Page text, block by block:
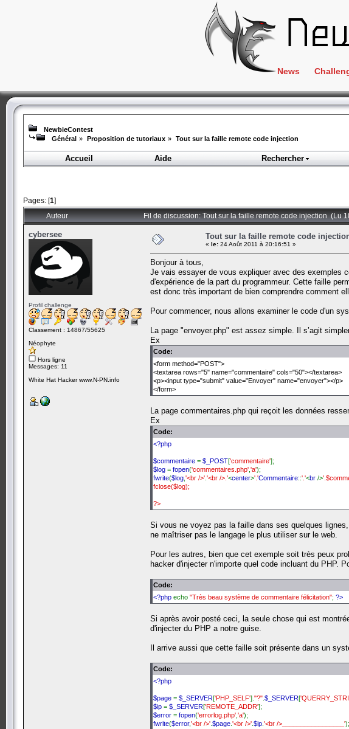
News
NewbieContest
Général » Proposition de tutoriaux » Tout sur la faille remote code injection
Accueil
Aide Rechercher
Pages: [1]
Auteur Fil de discussion: Tout sur la faille remote code injection (Lu
cybersee
Profil challenge
Classement : 14867/55625
Néophyte
Hors ligne
Messages: 11
White Hat Hacker www.N-PN.info
Tout sur la faille remote code
« le: 24 Août 2011 à 20:16:51 »
Bonjour à tous,
Je vais essayer de vous expliquer avec des exemples
d'expérience de la part du programmeur. Cette faille
est donc très important de bien comprendre comment
Pour commencer, nous allons examiner le code d'un
La page "envoyer.php" est assez simple. Il s’agit
Ex
Code:
<form method="POST">
<textarea rows="5" name="commentaire" cols="50"></textarea>
<p><input type="submit" value="Envoyer" name="envoyer"></p>
</form>
La page commentaires.php qui reçoit les données
Ex
Code:
<?php
$commentaire = $_POST['commentaire'];
$log = fopen('commentaires.php' 'a');
fwrite($log '<br />' '<br />.'<center>'.'Commentaire::'.'<br />
fclose($log);
?>
Si vous ne voyez pas la faille dans ses quelques
ne maîtriser pas le langage le plus utiliser sur le web.
Pour les autres, bien que cet exemple soit très peux
hacker d'injecter n'importe quel code incluant du PHP.
Code:
<?php echo "Très beau système de commentaire félicitation"; ?>
Si après avoir posté ceci, la seule chose qui est
d'injecter du PHP a notre guise.
Il arrive aussi que cette faille soit présente dans un
Code:
<?php
$page = $_SERVER['PHP_SELF']. "?" $_SERVER[
$ip = $_SERVER['REMOTE_ADDR'];
$error = fopen('errorlog.php' 'a');
fwrite($error,'<br />' $page '<br />' $ip '<br />_________________');